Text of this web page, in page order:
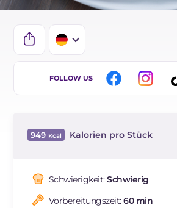
IT
BR
NL
FOLLOW US
949 Kalorien pro Stück
davon Zucker
REZEPTLESEN
Schwierigkeit:Schwierig
Vorbereitungszeit:60 min